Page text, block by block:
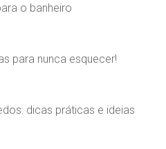
o banheiro
para nunca esquecer!
dicas práticas e ideias